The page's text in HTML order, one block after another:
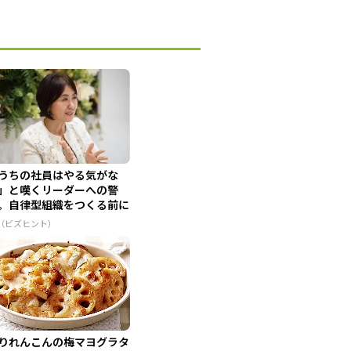
ちの社員はやる気がな
と嘆くリーダーへの警
自律型組織をつくる前に
な...
ビズヒント）
れんこんの梅マヨグラタ